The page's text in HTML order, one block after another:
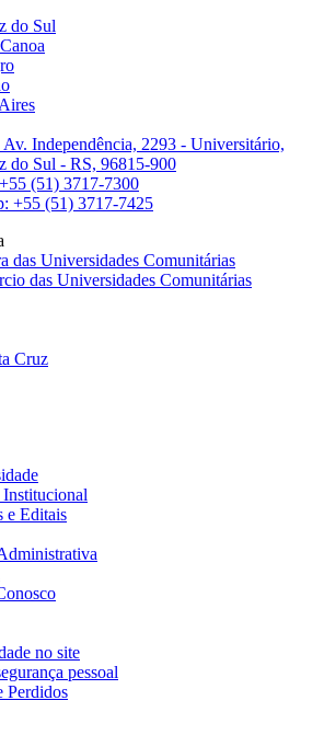
do Sul
Av. Independência, 2293 - Universitário,
do Sul - RS, 96815-900
(51) 3717-7300
+55 (51) 3717-7425
e Editais
no site
pessoal
Perdidos